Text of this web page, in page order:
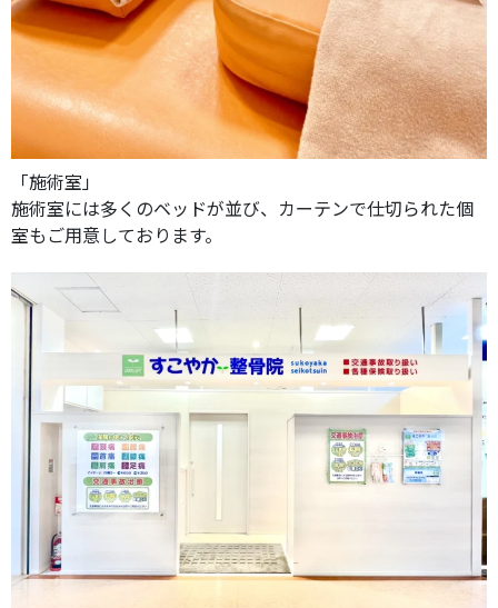
「施術室」
施術室には多くのベッドが並び、カーテンで仕切られた個
室もご用意しております。